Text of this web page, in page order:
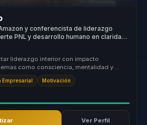
y conferencista de liderazgo
PNL y desarrollo humano en claridad
liderazgo interior con impacto
como consciencia, mentalidad y
Empresarial Motivación
Ver Perfil